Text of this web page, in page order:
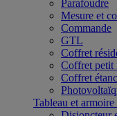
Parafoudre
Mesure et
Commande
GTL
Coffret
Coffret petit
Coffret
Tableau et armoire